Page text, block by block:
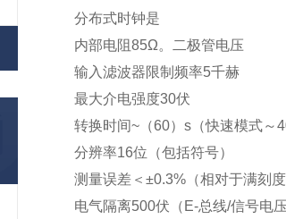
分布式时钟是
内部电阻85Ω。二极管电压
输入滤波器限制频率5千赫
最大介电强度30伏
转换时间~（60）s（快速模式～
分辨率16位（包括符号）
测量误差＜±0.3%（相对于满刻度
电气隔离500伏（E-总线/信号电压